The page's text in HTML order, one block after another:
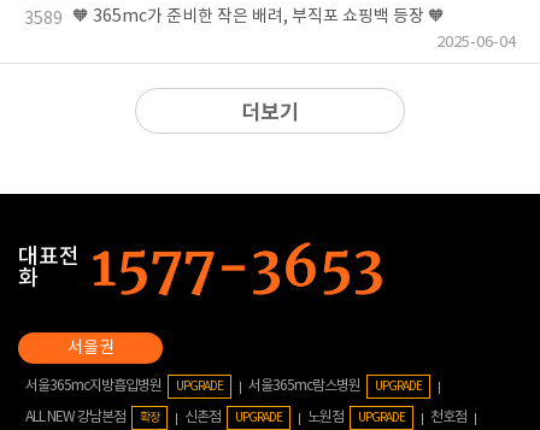
3589 🧡 365mc가 준비한 작은 배려, 부직포 쇼핑백 등장 🧡
2025-06-04
더보기
대표전
화
서울365mc지방흡입병원 UPGRADE 서울365mc람스병원 UPGRADE
ALL NEW 강남본점 확장 신촌점 UPGRADE 노원점 UPGRADE
천호점